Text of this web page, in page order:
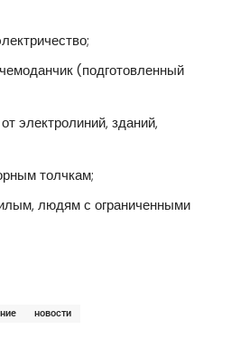
(подготовленный
электролиний, зданий,
толчкам;
людям с ограниченными
новости